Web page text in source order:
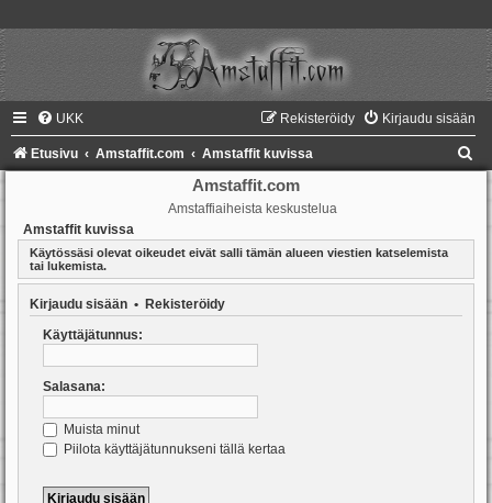
UKK Kirjaudu sisään
Rekisteröidy
Etusivu Amstaffit.com Amstaffit kuvissa
Amstaffit.com
Amstaffiaiheista keskustelua
Amstaffit kuvissa
Käytössäsi olevat oikeudet eivät salli tämän alueen viestien katselemista
tai lukemista.
Kirjaudu sisään • Rekisteröidy
Käyttäjätunnus:
Salasana:
Muista minut
Piilota käyttäjätunnukseni tällä kertaa